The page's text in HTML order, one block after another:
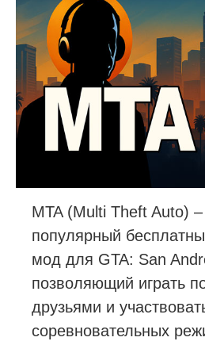
MTA (Multi Theft Auto) –
популярный
мод для GTA: San
позволяющий играть
друзьями и
соревновательных